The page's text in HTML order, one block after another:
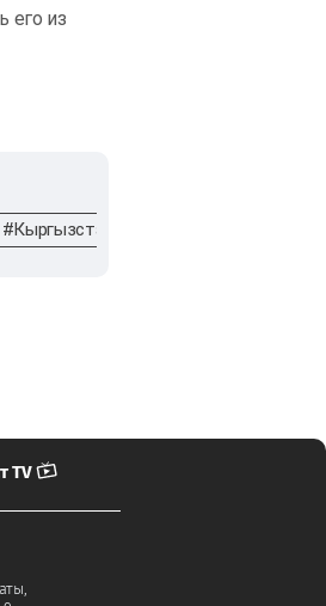
его из
#Кыргызстан
TV